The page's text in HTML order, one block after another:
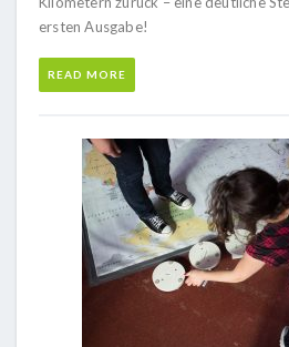
ersten Ausgabe!
READ MORE